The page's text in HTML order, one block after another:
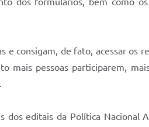
e consigam, de fato, acessar os
mais pessoas participarem,
dos editais da Política Nacional